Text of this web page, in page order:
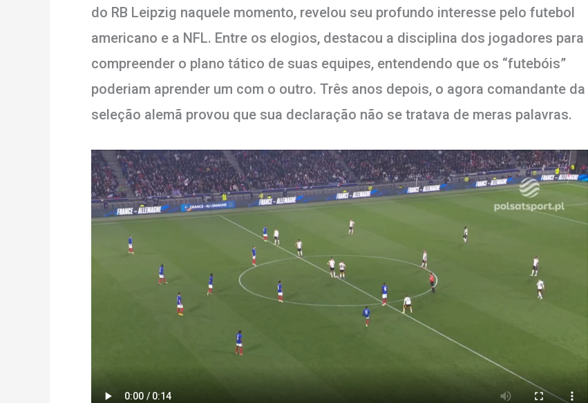
do RB Leipzig naquele momento, revelou seu profundo interesse pelo futebol
americano e a NFL. Entre os elogios, destacou a disciplina dos jogadores para
compreender o plano tático de suas equipes, entendendo que os “futebóis”
poderiam aprender um com o outro. Três anos depois, o agora comandante da
seleção alemã provou que sua declaração não se tratava de meras palavras.